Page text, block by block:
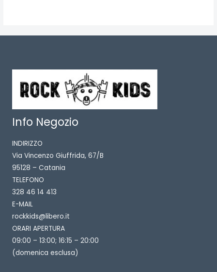
Info Negozio
INDIRIZZO
Via Vincenzo Giuffrida, 67/B
95128 – Catania
TELEFONO
328 46 14 413
E-MAIL
rockkids@libero.it
ORARI APERTURA
09:00 – 13:00; 16:15 – 20:00
(domenica esclusa)